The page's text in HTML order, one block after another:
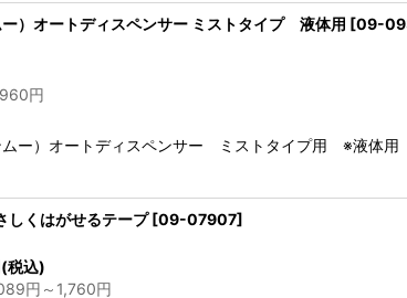
）オートディスペンサー ミストタイプ 液体用 [09-
円
ー）オートディスペンサー ミストタイプ用 ※液体
しくはがせるテープ [09-07907]
(税込)
円 ～1,760円